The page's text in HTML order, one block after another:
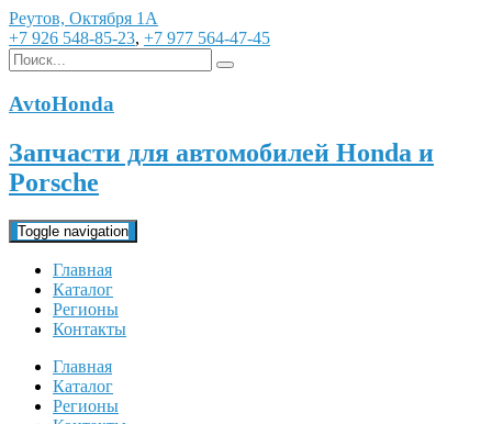
Реутов, Октября 1А
+7 926 548-85-23, +7 977 564-47-45
AvtoHonda
Запчасти для автомобилей Honda и
Porsche
Toggle navigation
Главная
Каталог
Регионы
Контакты
Главная
Каталог
Регионы